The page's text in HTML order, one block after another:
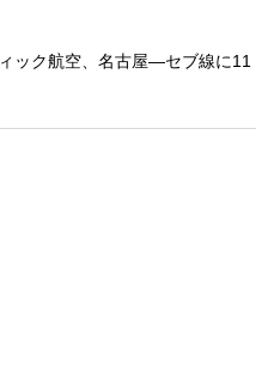
ック航空、名古屋―セブ線に11